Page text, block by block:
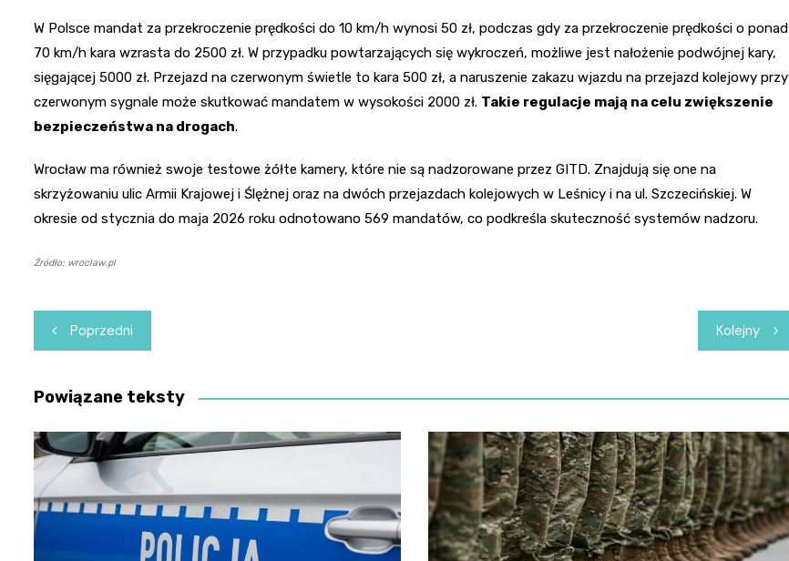
W Polsce mandat za przekroczenie prędkości do 10 km/h wynosi 50 zł, podczas gdy za przekroczenie prędkości o ponad
70 km/h kara wzrasta do 2500 zł. W przypadku powtarzających się wykroczeń, możliwe jest nałożenie podwójnej kary,
sięgającej 5000 zł. Przejazd na czerwonym świetle to kara 500 zł, a naruszenie zakazu wjazdu na przejazd kolejowy przy
czerwonym sygnale może skutkować mandatem w wysokości 2000 zł. Takie regulacje mają na celu zwiększenie
bezpieczeństwa na drogach.
Wrocław ma również swoje testowe żółte kamery, które nie są nadzorowane przez GITD. Znajdują się one na
skrzyżowaniu ulic Armii Krajowej i Ślężnej oraz na dwóch przejazdach kolejowych w Leśnicy i na ul. Szczecińskiej. W
okresie od stycznia do maja 2026 roku odnotowano 569 mandatów, co podkreśla skuteczność systemów nadzoru.
Źródło: wroclaw.pl
Nawigacja
wpisu
Poprzedni Kolejny
Powiązane teksty